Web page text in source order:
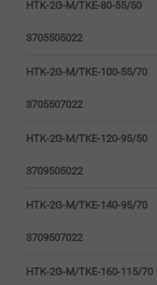
HTK-2G-M/TKE-80-55/50
3705505022
HTK-2G-M/TKE-100-55/70
3705507022
HTK-2G-M/TKE-120-95/50
3709505022
HTK-2G-M/TKE-140-95/70
3709507022
HTK-2G-M/TKE-160-115/70